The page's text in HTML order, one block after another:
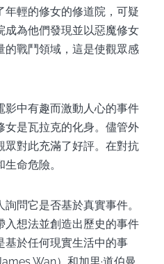
輕的修女的修道院，可疑
成為他們發現並以惡魔修女
的戰鬥領域，這是使觀眾感
影中有趣而激動人心的事件
女是瓦拉克的化身。儘管外
眾對此充滿了好評。在對抗
命危險。
問它是否基於真實事件。
入想法並創造出歷史的事件
基於任何現實生活中的事
Wan）和加里·道伯曼